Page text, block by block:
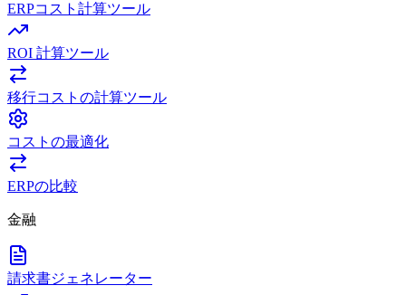
ERPコスト計算ツール
ROI 計算ツール
移行コストの計算ツール
コストの最適化
ERPの比較
金融
請求書ジェネレーター